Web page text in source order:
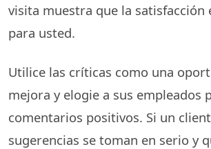
visita muestra que la
para usted.
Utilice las críticas como una
mejora y elogie a sus empleados
comentarios positivos. Si un
sugerencias se toman en serio y